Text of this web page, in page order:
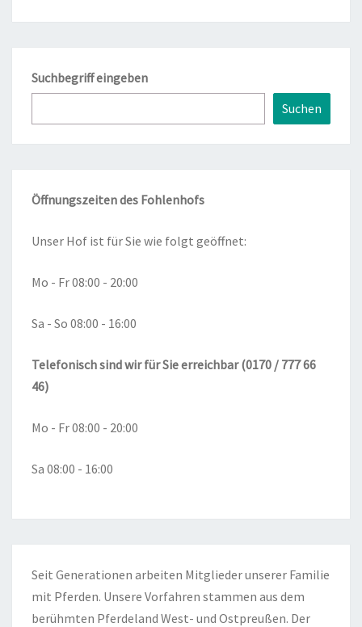
Suchbegriff eingeben
Suchen
Öffnungszeiten des Fohlenhofs
Unser Hof ist für Sie wie folgt geöffnet:
Mo - Fr 08:00 - 20:00
Sa - So 08:00 - 16:00
Telefonisch sind wir für Sie erreichbar (0170 / 777 66
46)
Mo - Fr 08:00 - 20:00
Sa 08:00 - 16:00
Seit Generationen arbeiten Mitglieder unserer Familie
mit Pferden. Unsere Vorfahren stammen aus dem
berühmten Pferdeland West- und Ostpreußen. Der